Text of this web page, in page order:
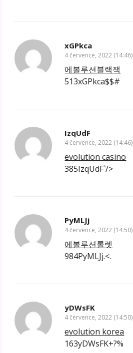
xGPkca
4 července, 2022 (14:46)
에볼루션블랙잭
513xGPkca$$#
IzqUdF
4 července, 2022 (14:46)
evolution casino
385IzqUdF`/>
PyMLJj
4 července, 2022 (14:50)
에볼루션롤렛
984PyMLJj.<.
yDWsFK
4 července, 2022 (14:50)
evolution korea
163yDWsFK+?%